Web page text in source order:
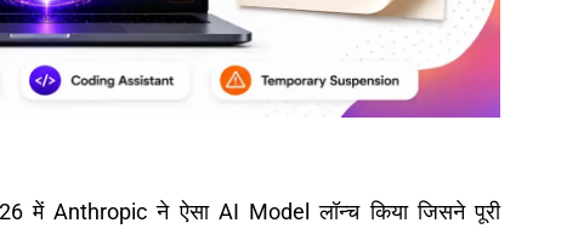
में Anthropic ने ऐसा AI Model लॉन्च किया जिसने पूरी